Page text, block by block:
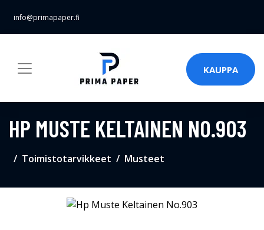
info@primapaper.fi
KAUPPA
HP MUSTE KELTAINEN NO.903
Toimistotarvikkeet Musteet